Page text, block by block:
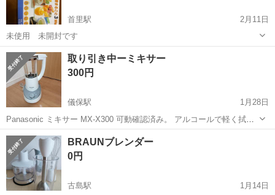
首里駅
2月11日
未使用 未開封です
沖縄 那覇市 首里駅 キッチン家電
取り引き中ーミキサー
300円
儀保駅
1月28日
Panasonic ミキサー MX-X300 可動確認済み。 アルコールで軽く拭い
てます 取引日時が早い方、メッセージのやりとりが早い方を優先致し
ます。 お問い合わせの際には、希望日時を第3希望まで知らせて頂け
ますとスム...
沖縄 那覇市 キッチン家電
BRAUNブレンダー
0円
古島駅 1月14日